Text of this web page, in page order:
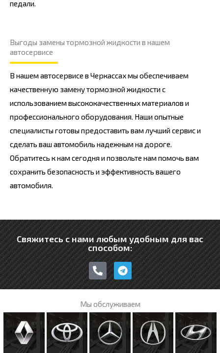
педали.
Выгоды замены тормозной жидкости в нашем
автосервисе
В нашем автосервисе в Черкассах мы обеспечиваем
качественную замену тормозной жидкости с
использованием высококачественных материалов и
профессионального оборудования. Наши опытные
специалисты готовы предоставить вам лучший сервис и
сделать ваш автомобиль надежным на дороге.
Обратитесь к нам сегодня и позвольте нам помочь вам
сохранить безопасность и эффективность вашего
автомобиля.
Свяжитесь с нами любым удобным для вас
способом:
P
o
n
-
a
l
t
e
l
r
a
m
Мы обслуживаем